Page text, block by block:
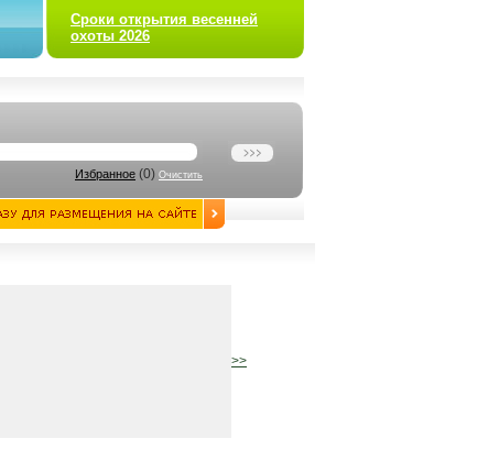
Сроки открытия весенней
охоты 2026
Избранное (0) Очистить
>>